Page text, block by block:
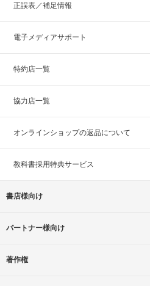
正誤表／補足情報
電子メディアサポート
特約店一覧
協力店一覧
オンラインショップの返品について
教科書採用特典サービス
書店様向け
パートナー様向け
著作権